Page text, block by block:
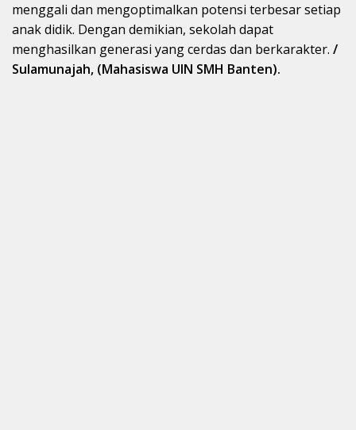
menggali dan mengoptimalkan potensi terbesar setiap
anak didik. Dengan demikian, sekolah dapat
menghasilkan generasi yang cerdas dan berkarakter. /
Sulamunajah, (Mahasiswa UIN SMH Banten).